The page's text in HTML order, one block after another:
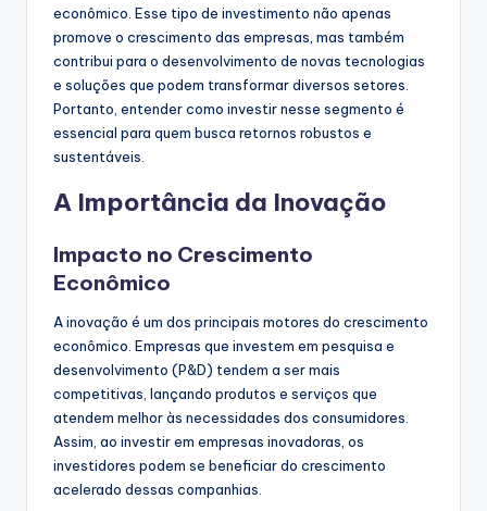
econômico. Esse tipo de investimento não apenas
promove o crescimento das empresas, mas também
contribui para o desenvolvimento de novas tecnologias
e soluções que podem transformar diversos setores.
Portanto, entender como investir nesse segmento é
essencial para quem busca retornos robustos e
sustentáveis.
A Importância da Inovação
Impacto no Crescimento
Econômico
A inovação é um dos principais motores do crescimento
econômico. Empresas que investem em pesquisa e
desenvolvimento (P&D) tendem a ser mais
competitivas, lançando produtos e serviços que
atendem melhor às necessidades dos consumidores.
Assim, ao investir em empresas inovadoras, os
investidores podem se beneficiar do crescimento
acelerado dessas companhias.